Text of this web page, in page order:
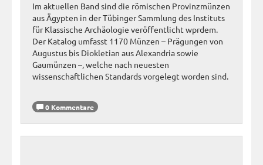
Im aktuellen Band sind die römischen Provinzmünzen
aus Ägypten in der Tübinger Sammlung des Instituts
für Klassische Archäologie veröffentlicht wprdem.
Der Katalog umfasst 1170 Münzen – Prägungen von
Augustus bis Diokletian aus Alexandria sowie
Gaumünzen –, welche nach neuesten
wissenschaftlichen Standards vorgelegt worden sind.
0 Kommentare